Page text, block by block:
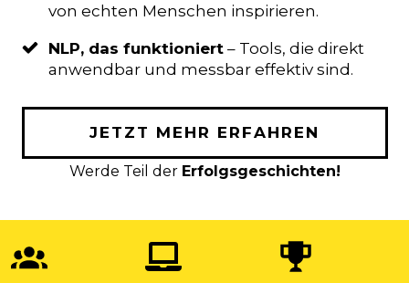
von echten Menschen inspirieren.
NLP, das funktioniert – Tools, die direkt
anwendbar und messbar effektiv sind.
JETZT MEHR ERFAHREN
Werde Teil der Erfolgsgeschichten!